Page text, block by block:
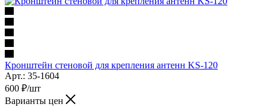
Кронштейн стеновой для крепления антенн KS-120
Арт.: 35-1604
600 ₽/шт
Варианты цен